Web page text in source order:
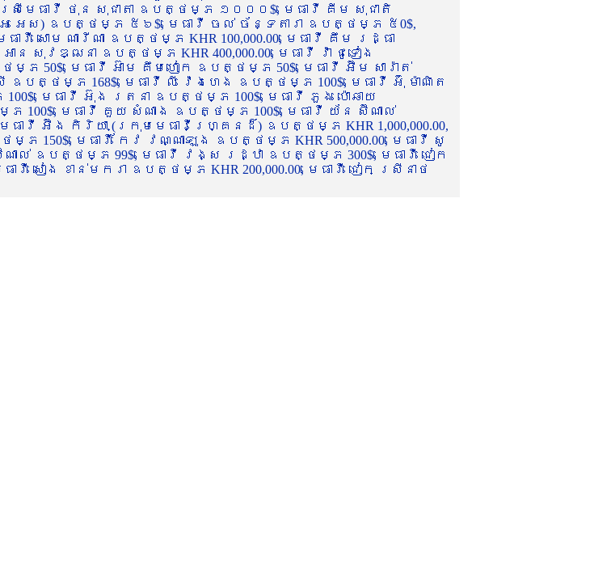
ស្រីមេធាវី ថុន សុជាតា ឧបត្ថម្ភ ១០០០$, មេធាវី គីម សុជាតិ
េ អេស) ឧបត្ថម្ភ ៥៦$, មេធាវី ចល់ ច័ន្ទតារា ឧបត្ថម្ភ ៥0$,
វី សោម ណារីណា ឧបត្ថម្ភ KHR 100,000.00, មេធាវី គឹម រដ្ធា
អាន សុវឌ្ឍនា ឧបត្ថម្ភ KHR 400,000.00, មេធាវី វ៉ា ជូទៀង
ភ 50$, មេធាវី អ៊ាម គឹមហៀក ឧបត្ថម្ភ 50$, មេធាវី អ៊ឹម សារ៉ាត់
ឧបត្ថម្ភ 168$, មេធាវី លី វ៉េងហេង ឧបត្ថម្ភ 100$, មេធាវី អ៊ុំ ម៉ាណិត
មេធាវី អ៊ុង រតនា ឧបត្ថម្ភ 100$, មេធាវី ភួង ប៉ោឆាយ
100$, មេធាវី គួយ សំណាង ឧបត្ថម្ភ 100$, មេធាវី យ័ន ស៊ីណាល់
ាវី អ៊ឹង កិរិយា (ក្រុមមេធាវីហ្គ្រេនដ៏) ឧបត្ថម្ភ KHR 1,000,000.00,
150$, មេធាវី កែវ វណ្ណាឡុង ឧបត្ថម្ភ KHR 500,000.00, មេធាវី សូ
ាល់ ឧបត្ថម្ភ 99$, មេធាវី វង្ស រដ្ឋា ឧបត្ថម្ភ 300$, មេធាវី ជៀក
សៀង ខាន់មករា ឧបត្ថម្ភ KHR 200,000.00, មេធាវី ជៀក ស្រីនាថ